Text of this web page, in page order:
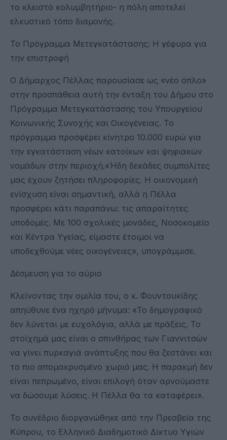
το κλειστό κολυμβητήριο- η πόλη αποτελεί
ελκυστικό τόπο διαμονής.
Το Πρόγραμμα Μετεγκατάστασης: Η γέφυρα για
την επιστροφή
Ο Δήμαρχος Πέλλας παρουσίασε ως «νέο όπλο»
στην προσπάθεια αυτή την ένταξη του Δήμου στο
Πρόγραμμα Μετεγκατάστασης του Υπουργείου
Κοινωνικής Συνοχής και Οικογένειας. Το
πρόγραμμα προσφέρει κίνητρο 10.000 ευρώ για
την εγκατάσταση νέων κατοίκων και ψηφιακών
νομάδων στην περιοχή.«Ήδη δεκάδες συμπολίτες
μας έχουν ζητήσει πληροφορίες. Η οικονομική
ενίσχυση είναι σημαντική, αλλά η Πέλλα
προσφέρει κάτι παραπάνω: τις απαραίτητες
υποδομές. Με 100 σχολικές μονάδες, Νοσοκομείο
και Κέντρα Υγείας, είμαστε έτοιμοι να
υποδεχθούμε νέες οικογένειες», υπογράμμισε.
Δέσμευση για το αύριο
Κλείνοντας την ομιλία του, ο κ. Φουντουκίδης
απηύθυνε ένα ηχηρό μήνυμα: «Το δημογραφικό
δεν λύνεται με ευχολόγια, αλλά με πράξεις. Το
στοίχημά μας είναι ο σπινθήρας των Γιαννιτσών
να γίνει πυρκαγιά ανάπτυξης που θα ζεστάνει και
το πιο απομακρυσμένο χωριό μας. Η παρακμή δεν
είναι πεπρωμένο, είναι επιλογή όταν αρνούμαστε
να δώσουμε λύσεις. Η Πέλλα θα τα καταφέρει».
Το συνέδριο διοργανώθηκε από την Πρεσβεία της
Κύπρου, το Ελληνικό Διαδημοτικό Δίκτυο Υγιών